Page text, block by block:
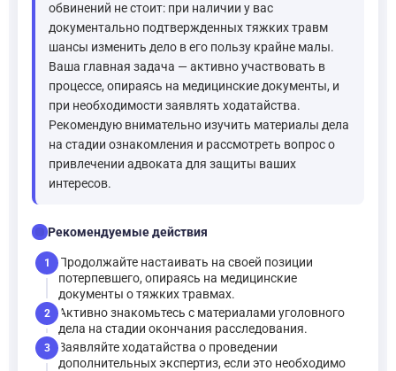
обвинений не стоит: при наличии у вас
документально подтвержденных тяжких травм
шансы изменить дело в его пользу крайне малы.
Ваша главная задача — активно участвовать в
процессе, опираясь на медицинские документы, и
при необходимости заявлять ходатайства.
Рекомендую внимательно изучить материалы дела
на стадии ознакомления и рассмотреть вопрос о
привлечении адвоката для защиты ваших
интересов.
checklistРекомендуемые действия
1
Продолжайте настаивать на своей позиции
потерпевшего, опираясь на медицинские
документы о тяжких травмах.
2
Активно знакомьтесь с материалами уголовного
дела на стадии окончания расследования.
3
Заявляйте ходатайства о проведении
дополнительных экспертиз, если это необходимо